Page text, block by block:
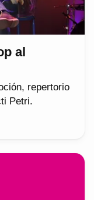
al
repertorio
Petri.